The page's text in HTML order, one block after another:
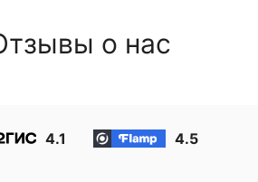
о нас
4.1 4.5